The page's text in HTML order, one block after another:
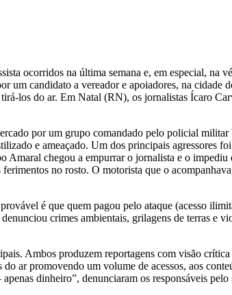
ocorridos na última semana e, em especial, na
um candidato a vereador e apoiadores, na cidade
los do ar. Em Natal (RN), os jornalistas Ícaro
por um grupo comandado pelo policial
e ameaçado. Um dos principais agressores
chegou a empurrar o jornalista e o impediu
no rosto. O motorista que o
é que quem pagou pelo ataque (acesso
crimes ambientais, grilagens de terras e
Ambos produzem reportagens com visão crítica
ar promovendo um volume de acessos, aos
dinheiro”, denunciaram os responsáveis pelo